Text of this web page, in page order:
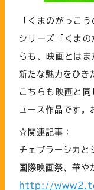
「くまのがっこ
シリーズ「くま
らも、映画とは
新たな魅力をひき
こちらも映画と
ュース作品です。
☆関連記事：
チェブラーシカ
国際映画祭、華や
http://